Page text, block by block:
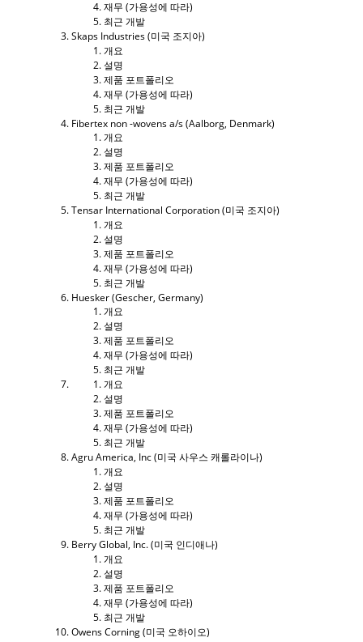
재무 (가용성에 따라)
최근 개발
Skaps Industries (미국 조지아)
개요
설명
제품 포트폴리오
재무 (가용성에 따라)
최근 개발
Fibertex non -wovens a/s (Aalborg, Denmark)
개요
설명
제품 포트폴리오
재무 (가용성에 따라)
최근 개발
Tensar International Corporation (미국 조지아)
개요
설명
제품 포트폴리오
재무 (가용성에 따라)
최근 개발
Huesker (Gescher, Germany)
개요
설명
제품 포트폴리오
재무 (가용성에 따라)
최근 개발
개요
설명
제품 포트폴리오
재무 (가용성에 따라)
최근 개발
Agru America, Inc (미국 사우스 캐롤라이나)
개요
설명
제품 포트폴리오
재무 (가용성에 따라)
최근 개발
Berry Global, Inc. (미국 인디애나)
개요
설명
제품 포트폴리오
재무 (가용성에 따라)
최근 개발
Owens Corning (미국 오하이오)